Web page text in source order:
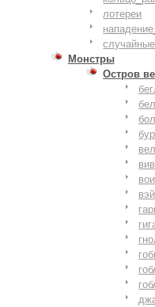
лотереи
Монстры
Остров